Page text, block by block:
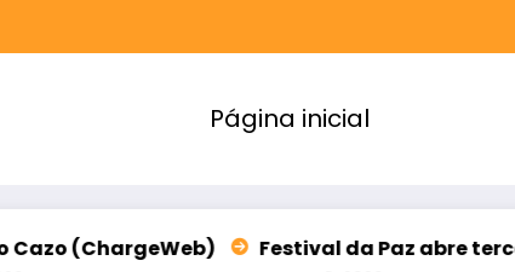
Página inicial
Festival da Paz abre terceiro lote de